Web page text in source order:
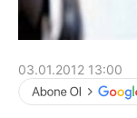
03.01.2012 13:00